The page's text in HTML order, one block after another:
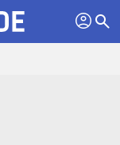
profil search